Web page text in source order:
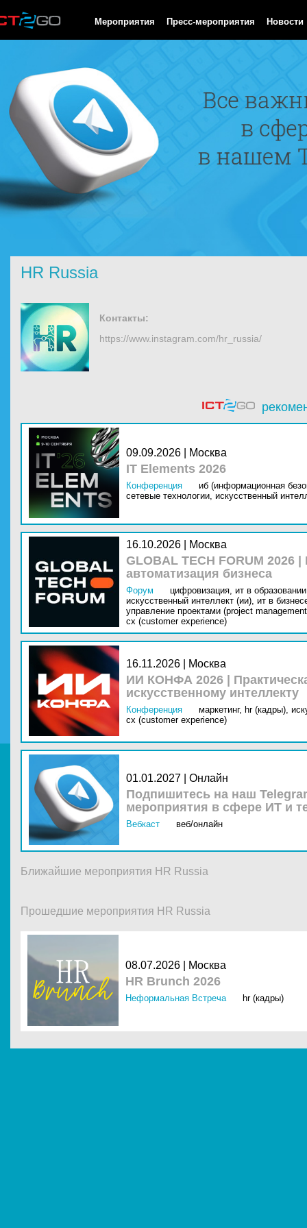
Мероприятия Пресс-мероприятия Новости
HR Russia
Контакты:
https://www.instagram.com/hr_russia/
09.09.2026 | Москва
IT Elements 2026
Конференция
иб (информационная
сетевые технологии, искусственный
16.10.2026 | Москва
GLOBAL TECH FORUM
автоматизация бизнеса
Форум цифровизация, ит в
искусственный интеллект (ии), ит в
управление проектами (project
cx (customer experience)
16.11.2026 | Москва
ИИ КОНФА 2026 |
искусственному интеллекту
Конференция маркетинг, hr (кадры),
cx (customer experience)
01.01.2027 | Онлайн
Подпишитесь на наш
мероприятия в сфере ИТ и
Вебкаст веб/онлайн
Ближайшие мероприятия HR Russia
Прошедшие мероприятия HR Russia
08.07.2026 | Москва
HR Brunch 2026
Неформальная Встреча hr (кадры)